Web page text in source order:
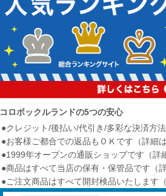
コロボックルランドの5つの安心
●クレジット/後払い/代引き/多彩な決済方
●お客様ご都合での返品もＯＫです（詳細は
●1999年オープンの通販ショップです（詳
●商品はすべて当店の保有・保管品です（
●ご注文商品はすべて開封検品いたします